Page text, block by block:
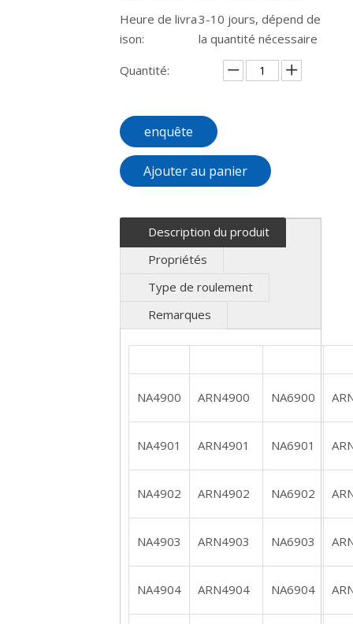
Heure de livra
ison:
3-10 jours, dépend de
la quantité nécessaire
Quantité:
enquête
Ajouter au panier
Description du produit
Propriétés
Type de roulement
Remarques
NA4900 ARN4900 NA6900
NA4901 ARN4901 NA6901
NA4902 ARN4902 NA6902
NA4903 ARN4903 NA6903
NA4904 ARN4904 NA6904